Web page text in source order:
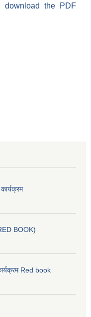
download the PDF
BOOK)
Red book